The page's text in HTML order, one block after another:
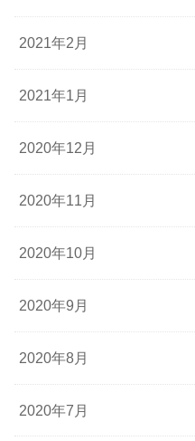
2021年2月
2021年1月
2020年12月
2020年11月
2020年10月
2020年9月
2020年8月
2020年7月